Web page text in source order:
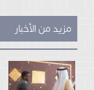
مزيد من الأخبار